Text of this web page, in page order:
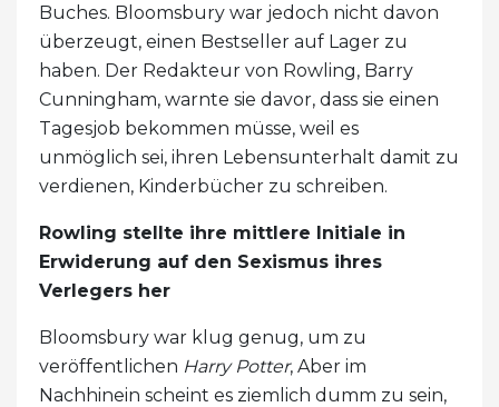
Buches. Bloomsbury war jedoch nicht davon
überzeugt, einen Bestseller auf Lager zu
haben. Der Redakteur von Rowling, Barry
Cunningham, warnte sie davor, dass sie einen
Tagesjob bekommen müsse, weil es
unmöglich sei, ihren Lebensunterhalt damit zu
verdienen, Kinderbücher zu schreiben.
Rowling stellte ihre mittlere Initiale in
Erwiderung auf den Sexismus ihres
Verlegers her
Bloomsbury war klug genug, um zu
veröffentlichen Harry Potter, Aber im
Nachhinein scheint es ziemlich dumm zu sein,